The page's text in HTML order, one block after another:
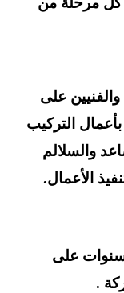
على
التركيب
والسلالم
الأعمال.
الشركة عملائها ضمان لمدة ٣ سنوات على
.